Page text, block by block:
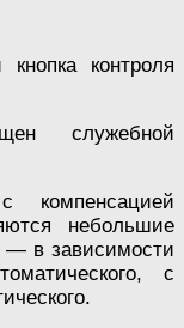
контроля
служебной
небольшие
— в зависимости
с